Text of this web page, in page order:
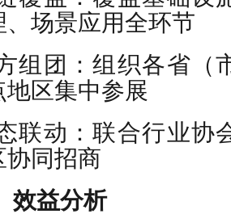
、场景应用全环节
组团：组织各省（
地区集中参展
联动：联合行业协
协同招商
效益分析